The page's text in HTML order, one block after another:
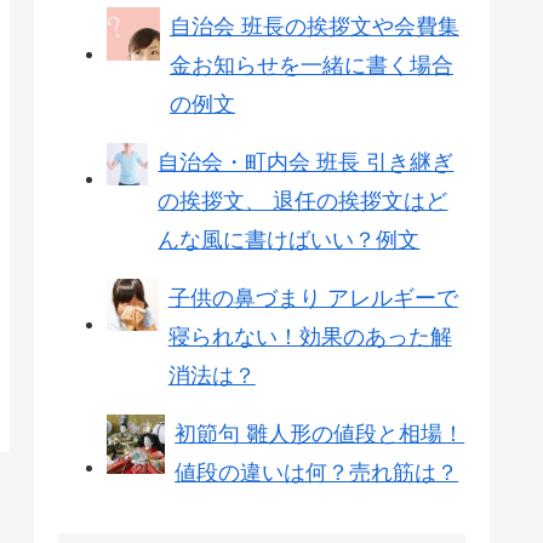
自治会 班長の挨拶文や会費集
金お知らせを一緒に書く場合
の例文
自治会・町内会 班長 引き継ぎ
の挨拶文、 退任の挨拶文はど
んな風に書けばいい？例文
子供の鼻づまり アレルギーで
寝られない！効果のあった解
消法は？
初節句 雛人形の値段と相場！
値段の違いは何？売れ筋は？